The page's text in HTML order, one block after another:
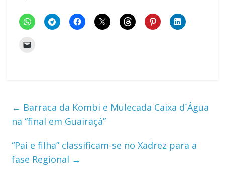
← Barraca da Kombi e Mulecada Caixa d´Água
na “final em Guairaçá”
“Pai e filha” classificam-se no Xadrez para a
fase Regional →